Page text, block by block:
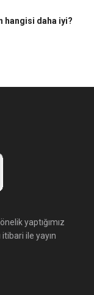
hangisi daha iyi?
yaptığımız
ile yayın